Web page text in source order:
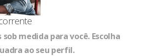
medida para você. Escolha
ao seu perfil.